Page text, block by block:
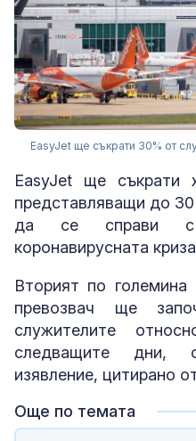
EasyJet ще съкрати 30% от
EasyJet ще съкрати
представляващи до
да се справи с
коронавирусната
Вторият по големина
превозвач ще
служителите
следващите дни,
изявление, цитирано
Още по темата